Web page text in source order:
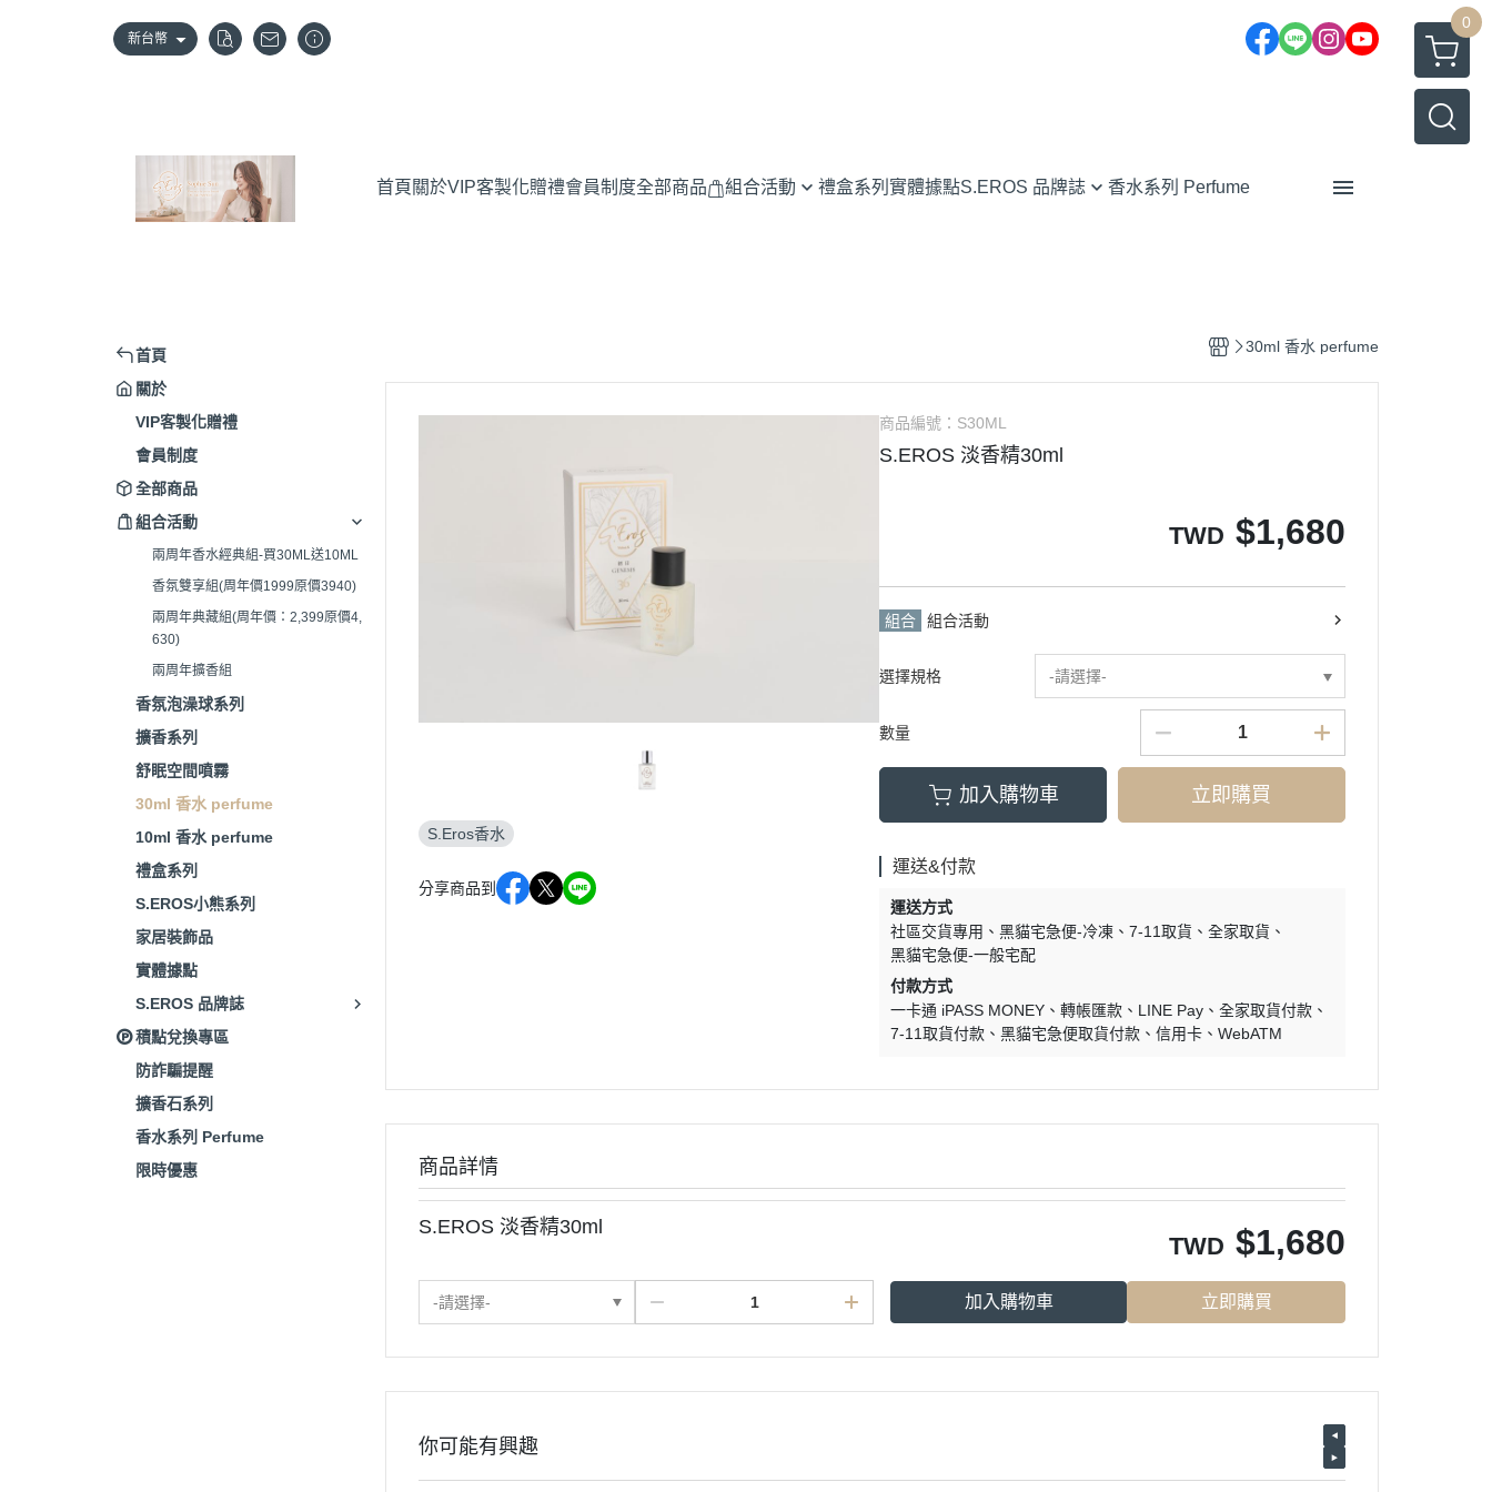
新台幣
0
首頁 關於VIP客製化贈禮會員制度全部商品 組合活動 禮盒系列 實體據點S.EROS 品牌誌
香氛選擇指南
香氛送禮
放鬆與舒壓
香水系列 Perfume
首頁
關於
VIP客製化贈禮
會員制度
全部商品
組合活動
兩周年香水經典組-買30ML送10ML
香氛雙享組(周年價1999原價3940)
兩周年典藏組(周年價：2,399原價4,
630)
兩周年擴香組
香氛泡澡球系列
擴香系列
舒眠空間噴霧
30ml 香水 perfume
10ml 香水 perfume
禮盒系列
S.EROS小熊系列
家居裝飾品
實體據點
S.EROS 品牌誌
積點兌換專區
防詐騙提醒
擴香石系列
香水系列 Perfume
限時優惠
30ml 香水 perfume
S.Eros香水
分享商品到
商品編號： S30ML
S.EROS 淡香精30ml
TWD $1,680
組合 組合活動
選擇規格 -請選擇-
數量
加入購物車 立即購買
運送&付款
運送方式
社區交貨專用
黑貓宅急便-冷凍 7-11取貨
全家取貨
黑貓宅急便-一般宅配
付款方式
一卡通 iPASS MONEY
轉帳匯款 LINE Pay
全家取貨付款
7-11取貨付款
黑貓宅急便取貨付款 信用卡 WebATM
商品詳情
S.EROS 淡香精30ml
TWD $1,680
-請選擇- 加入購物車 立即購買
你可能有興趣